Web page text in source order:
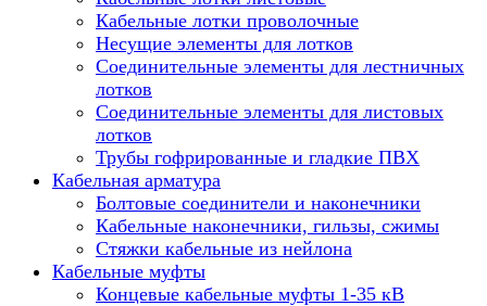
Кабельные лотки проволочные
Несущие элементы для лотков
Соединительные элементы для лестничных
лотков
Соединительные элементы для листовых
лотков
Трубы гофрированные и гладкие ПВХ
Кабельная арматура
Болтовые соединители и наконечники
Кабельные наконечники, гильзы, сжимы
Стяжки кабельные из нейлона
Кабельные муфты
Концевые кабельные муфты 1-35 кВ